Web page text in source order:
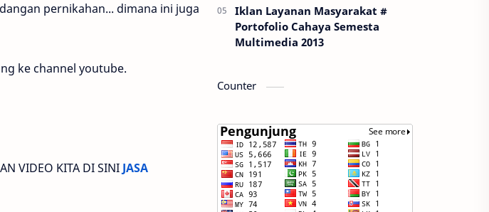
pernikahan... dimana ini juga
ke channel youtube.
VIDEO KITA DI SINI JASA
Iklan Layanan Masyarakat #
Portofolio Cahaya Semesta
Multimedia 2013
Counter